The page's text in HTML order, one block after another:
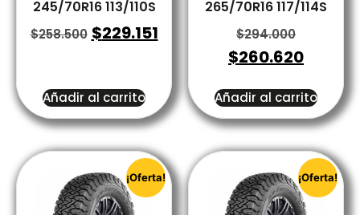
245/70R16 113/110S
$258.500 $229.151
Añadir al carrito
265/70R16 117/114S
$294.000
$260.620
Añadir al carrito
¡Oferta! ¡Oferta!